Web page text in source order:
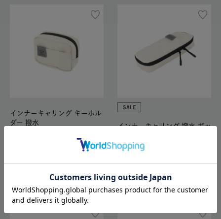
インナーキャリング キーホル
ダー 撥水
SALE
インナーキャリング 撥水 ボッ
2,035